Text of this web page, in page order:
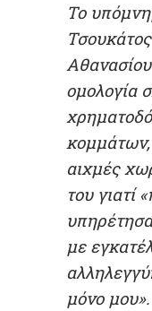
Το
Αθανασίου
ομολογία
κομμάτων,
αιχμές
του γιατί
με
μόνο